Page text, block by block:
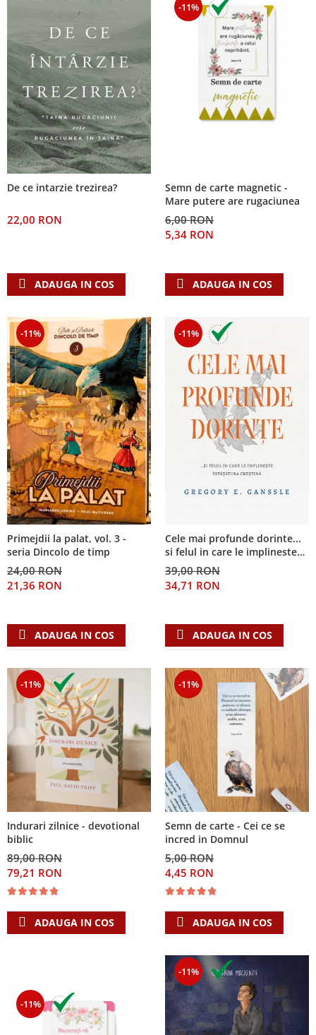
De ce intarzie trezirea?
22,00 RON
ADAUGA IN COS
-11%
Semn de carte magnetic -
Mare putere are rugaciunea
6,00 RON
5,34 RON
ADAUGA IN COS
-11%
Primejdii la palat, vol. 3 -
seria Dincolo de timp
24,00 RON
21,36 RON
ADAUGA IN COS
-11%
Cele mai profunde dorinte...
si felul in care le implineste
invatatura crestina
39,00 RON
34,71 RON
ADAUGA IN COS
-11%
Indurari zilnice - devotional
biblic
89,00 RON
79,21 RON
ADAUGA IN COS
-11%
Semn de carte - Cei ce se
incred in Domnul
5,00 RON
4,45 RON
ADAUGA IN COS
-11%
-11%